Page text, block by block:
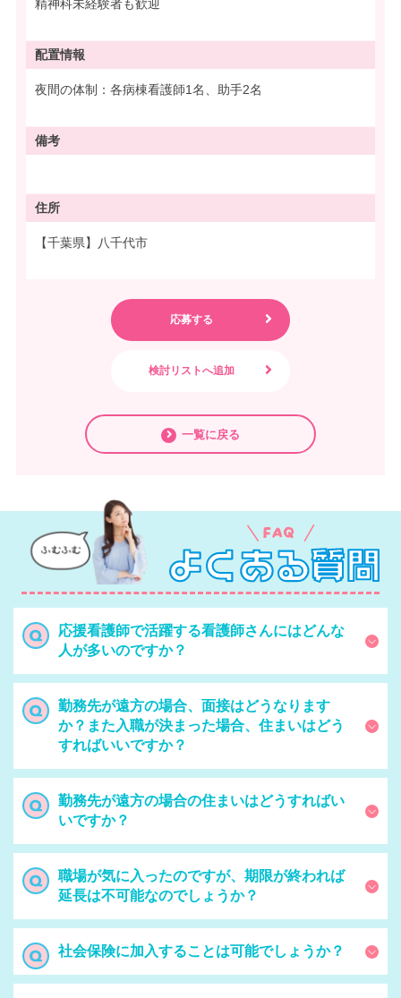
精神科未経験者も歓迎
配置情報
夜間の体制：各病棟看護師1名、助手2名
備考
住所
【千葉県】八千代市
一覧に戻る
応援看護師で活躍する看護師さんにはどんな
人が多いのですか？
勤務先が遠方の場合、面接はどうなります
か？また入職が決まった場合、住まいはどう
すればいいですか？
勤務先が遠方の場合の住まいはどうすればい
いですか？
職場が気に入ったのですが、期限が終われば
延長は不可能なのでしょうか？
社会保険に加入することは可能でしょうか？